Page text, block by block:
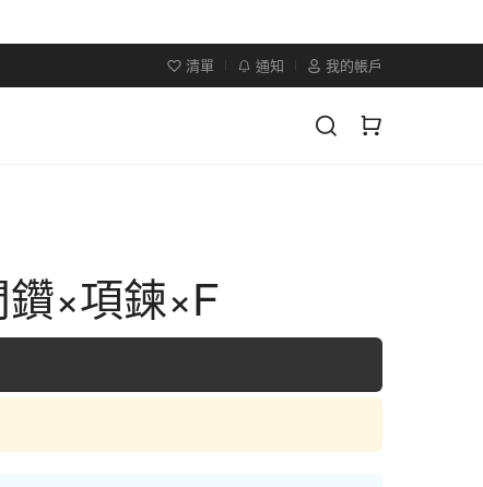
清單 通知 我的帳戶
×項鍊×F